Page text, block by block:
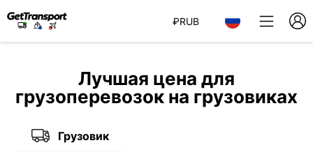
₽RUB
Лучшая цена для
грузоперевозок на грузовиках
Грузовик